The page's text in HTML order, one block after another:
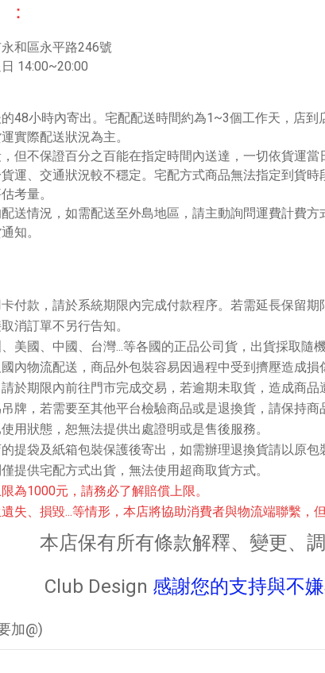
和區永平路246號
14:00~20:00
48小時內寄出。宅配配送時間約為1~3個工作天，店
實際配送狀況為主。
但不保證百分之百能在指定時間內送達，一切依貨運當
運、交通狀況較不穩定。宅配方式商品無法指定到貨
考量。
送情況，如需配送至外島地區，請主動詢問運費計費
知。
付款，請於系統期限內完成付款程序。若需延長保留
消訂單不另行告知。
美國、中國、台灣...等各國的正品公司貨，出貨採取隨機
內物流配送，商品外包裝容易因過程中受到擠壓造成損
於期限內前往門市完成交易，若逾期未取貨，造成商品
牌，若需要至其他平台檢驗商品或是退換貨，請保持商
用狀態，恕無法提供出處證明或是售後服務。
提袋及紙箱包裝保護後寄出，如需辦理退換貨請以原包
提供宅配方式出貨，無法使用超商取貨方式。
為1000元，請務必了解賠償上限。
失、損毀...等情形，本店將協助消費者與物流端聯繫，
本店保有所有條款解釋、變更、調
Club Design 感謝您的支持與不
加@)